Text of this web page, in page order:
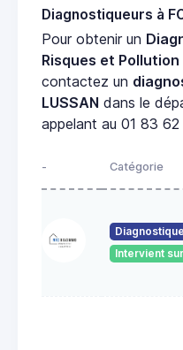
Diagnostiqueurs à
Pour obtenir un
Risques et Pollution
contactez un
LUSSAN dans le
appelant au 01 83
- Catégorie
Intervient